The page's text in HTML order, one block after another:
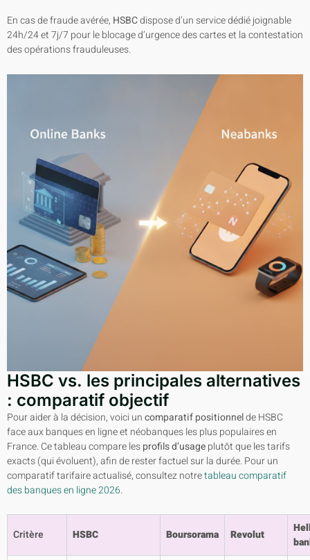
En cas de fraude avérée, HSBCdispose d’un service dédié joignable
24h/24 et 7j/7 pour le blocage d’urgence des cartes et la contestation
des opérations frauduleuses.
HSBC vs. les principales alternatives
: comparatif objectif
Pour aider à la décision, voici uncomparatif positionnelde HSBC
face aux banques en ligne et néobanques les plus populaires en
France. Ce tableau compare lesprofils d’usageplutôt que les tarifs
exacts (qui évoluent), afin de rester factuel sur la durée. Pour un
comparatif tarifaire actualisé, consultez notretableau comparatif
des banques en ligne 2026.
Critère HSBC Boursorama Revolut